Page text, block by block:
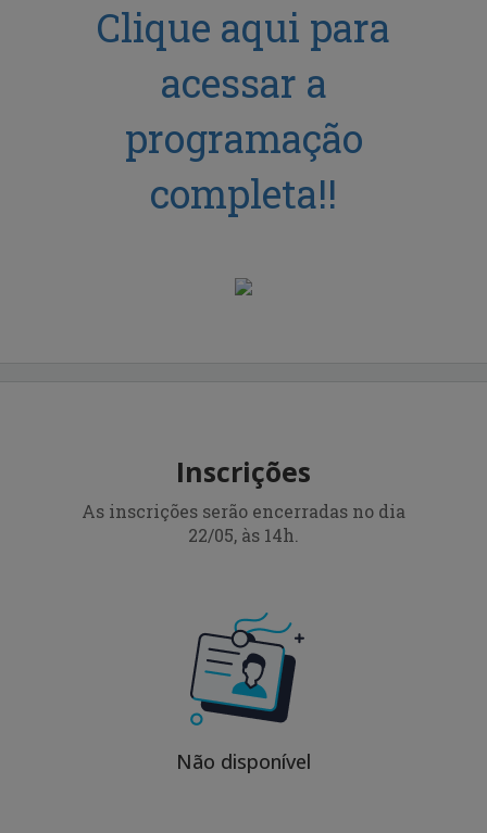
Clique aqui para
acessar a
programação
completa!!
Inscrições
As inscrições serão encerradas no dia
22/05, às 14h.
Não disponível